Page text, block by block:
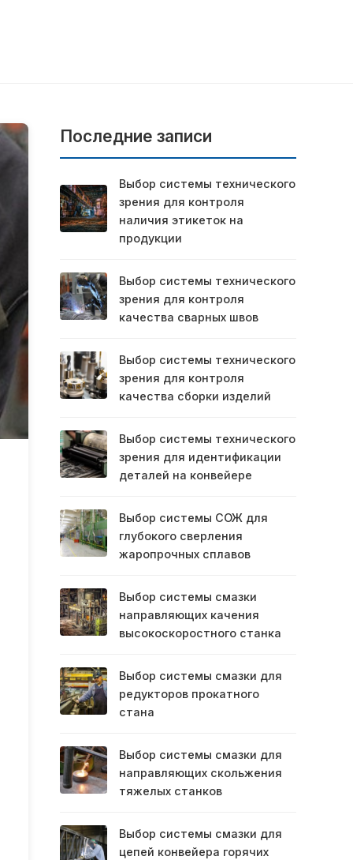
Последние записи
Выбор системы технического
зрения для контроля
наличия этикеток на
продукции
Выбор системы технического
зрения для контроля
качества сварных швов
Выбор системы технического
зрения для контроля
качества сборки изделий
Выбор системы технического
зрения для идентификации
деталей на конвейере
Выбор системы СОЖ для
глубокого сверления
жаропрочных сплавов
Выбор системы смазки
направляющих качения
высокоскоростного станка
Выбор системы смазки для
редукторов прокатного
стана
Выбор системы смазки для
направляющих скольжения
тяжелых станков
Выбор системы смазки для
цепей конвейера горячих